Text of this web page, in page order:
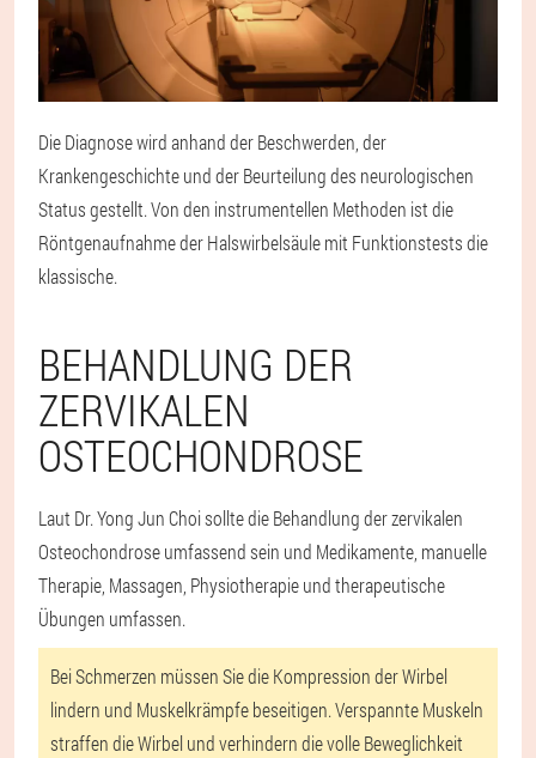
Die Diagnose wird anhand der Beschwerden, der
Krankengeschichte und der Beurteilung des neurologischen
Status gestellt. Von den instrumentellen Methoden ist die
Röntgenaufnahme der Halswirbelsäule mit Funktionstests die
klassische.
BEHANDLUNG DER
ZERVIKALEN
OSTEOCHONDROSE
Laut Dr. Yong Jun Choi sollte die Behandlung der zervikalen
Osteochondrose umfassend sein und Medikamente, manuelle
Therapie, Massagen, Physiotherapie und therapeutische
Übungen umfassen.
Bei Schmerzen müssen Sie die Kompression der Wirbel
lindern und Muskelkrämpfe beseitigen. Verspannte Muskeln
straffen die Wirbel und verhindern die volle Beweglichkeit